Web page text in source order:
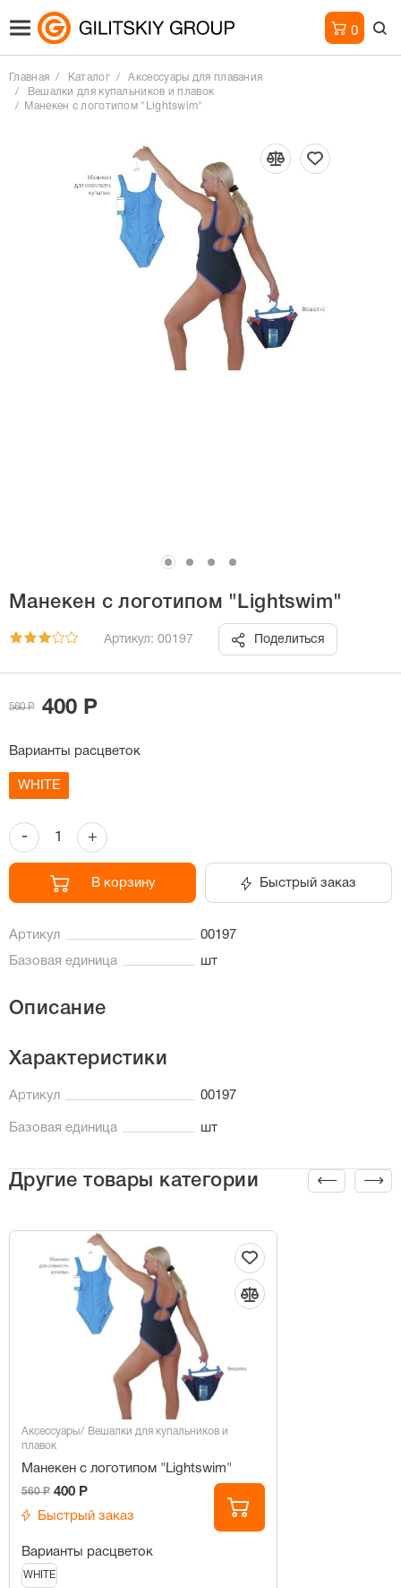
0
Главная Каталог
Аксессуары для плавания
Вешалки для купальников и плавок
Манекен с логотипом "Lightswim"
Манекен с логотипом "Lightswim"
Артикул: 00197 Поделиться
560 Р 400 Р
Варианты расцветок
WHITE
- +
В корзину Быстрый заказ
Артикул 00197
Базовая единица шт
Описание
Характеристики
Артикул 00197
Базовая единица шт
Другие товары категории
Аксессуары
Вешалки для купальников и
плавок
Манекен с логотипом "Lightswim"
560 Р 400 Р
Быстрый заказ
Варианты расцветок
WHITE